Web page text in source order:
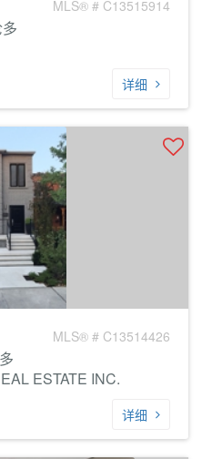
MLS® # C13515914
详细
MLS® # C13514426
ESTATE INC.
详细